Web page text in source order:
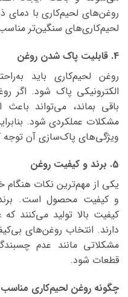
روغن‌های لحیم‌کاری با دمای
لحیم‌کاری‌های سنگین‌تر
4. قابلیت پاک شدن روغن
روغن لحیم‌کاری باید
الکترونیکی پاک شود. اگر
باقی بماند، می‌تواند
مشکلات عملکردی شود.
ویژگی‌های پاک‌سازی آن توجه
5. برند و کیفیت روغن
یکی از مهم‌ترین نکات هنگام
و کیفیت محصول است.
کیفیت بالا تولید می‌کنند که
دارند. انتخاب روغن‌های
مشکلاتی مانند عدم
قطعات شود.
چگونه روغن لحیم‌کاری مناسب